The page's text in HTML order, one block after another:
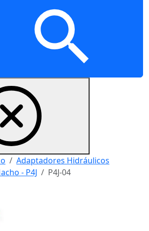
Adaptadores Hidráulicos
- P4J
P4J-04